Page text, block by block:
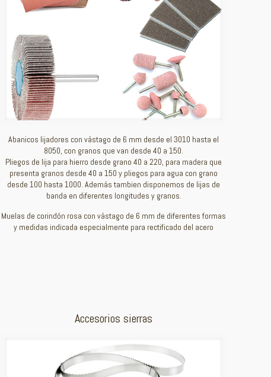
Abanicos lijadores con vástago de 6 mm desde el 3010 hasta el
8050, con granos que van desde 40 a 150.
Pliegos de lija para hierro desde grano 40 a 220, para madera que
presenta granos desde 40 a 150 y pliegos para agua con grano
desde 100 hasta 1000. Además tambien disponemos de lijas de
banda en diferentes longitudes y granos.
Muelas de corindón rosa con vástago de 6 mm de diferentes formas
y medidas indicada especialmente para rectificado del acero
Accesorios sierras